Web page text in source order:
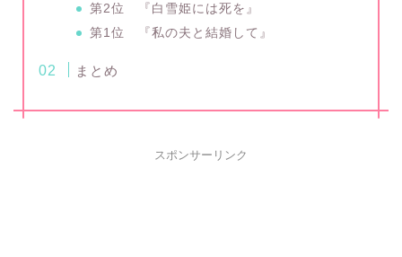
第2位 『白雪姫には死を』
第1位 『私の夫と結婚して』
まとめ
スポンサーリンク